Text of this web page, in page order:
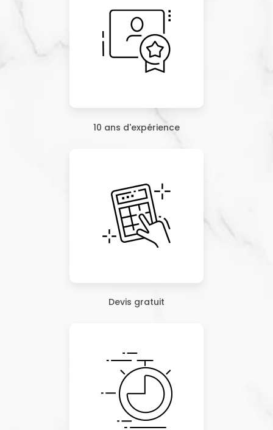
10 ans d'expérience
Devis gratuit